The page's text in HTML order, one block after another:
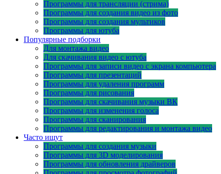
Программы для трансляции (стрима)
Программы для создания видео из фото
Программы для создания мультиков
Программы для ютуба
Популярные подборки
Для монтажа видео
Для скачивания видео с ютуба
Программы для записи видео с экрана компьютера
Программы для презентаций
Программы для удаления программ
Программы для рисования
Программы для скачивания музыки ВК
Программы для изменения голоса
Программы для сканирования
Программы для редактирования и монтажа видео
Часто ищут
Программы для создания музыки
Программы для 3D моделирования
Программы для обновления драйверов